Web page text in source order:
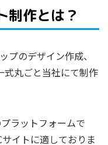
制作とは？
プのデザイン作成、
式丸ごと当社にて制作
ラットフォームで
イトに適しておりま